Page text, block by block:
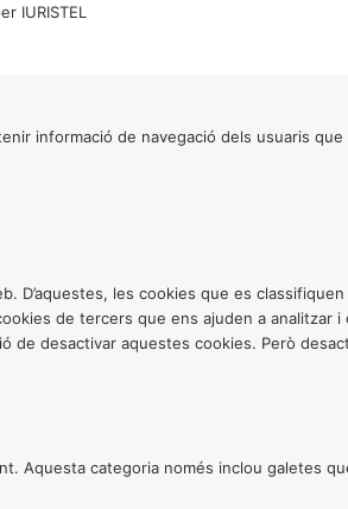
IURISTEL
informació de navegació dels usuaris
les cookies que es
de tercers que ens ajuden a
de desactivar aquestes cookies. Però
Aquesta categoria només inclou galetes